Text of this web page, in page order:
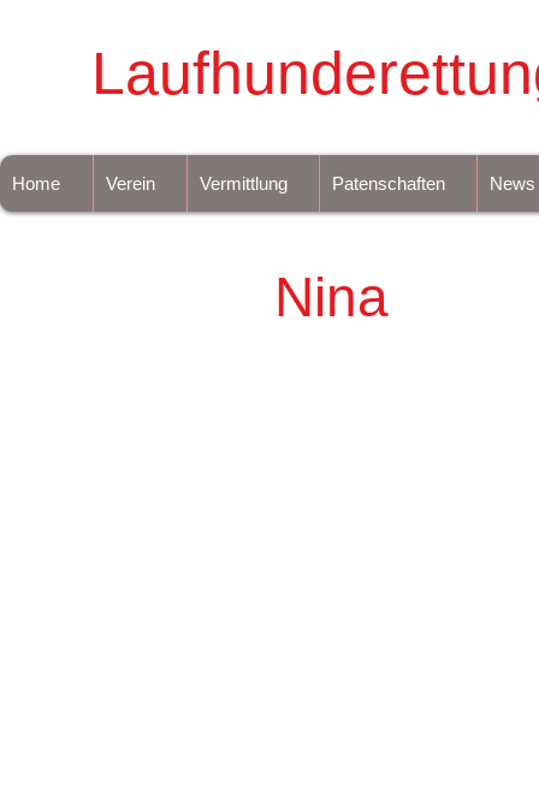
Home Verein Vermittlung Patenschaften News
Nina